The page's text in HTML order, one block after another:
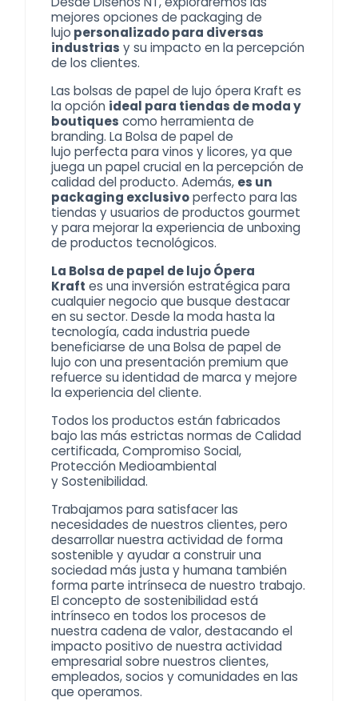
mejores opciones de packaging de
lujo personalizado para diversas
industrias y su impacto en la percepción
de los clientes.
Las bolsas de papel de lujo ópera Kraft es
la opción ideal para tiendas de moda y
boutiques como herramienta de
branding. La Bolsa de papel de
lujo perfecta para vinos y licores, ya que
juega un papel crucial en la percepción de
calidad del producto. Además, es un
packaging exclusivoperfecto para las
tiendas y usuarios de productos gourmet
y para mejorar la experiencia de unboxing
de productos tecnológicos.
La Bolsa de papel de lujo Ópera
Kraft es una inversión estratégica para
cualquier negocio que busque destacar
en su sector. Desde la moda hasta la
tecnología, cada industria puede
beneficiarse de una Bolsa de papel de
lujo con una presentación premium que
refuerce su identidad de marca y mejore
la experiencia del cliente.
Todos los productos están fabricados
bajo las más estrictas normas de Calidad
certificada, Compromiso Social,
Protección Medioambiental
ySostenibilidad.
Trabajamos para satisfacer las
necesidades de nuestros clientes, pero
desarrollar nuestra actividad de forma
sostenible y ayudar a construir una
sociedad más justa y humana también
forma parte intrínseca de nuestro trabajo.
El concepto de sostenibilidad está
intrínseco en todos los procesos de
nuestra cadena de valor, destacando el
impacto positivo de nuestra actividad
empresarial sobre nuestros clientes,
empleados, socios y comunidades en las
que operamos.